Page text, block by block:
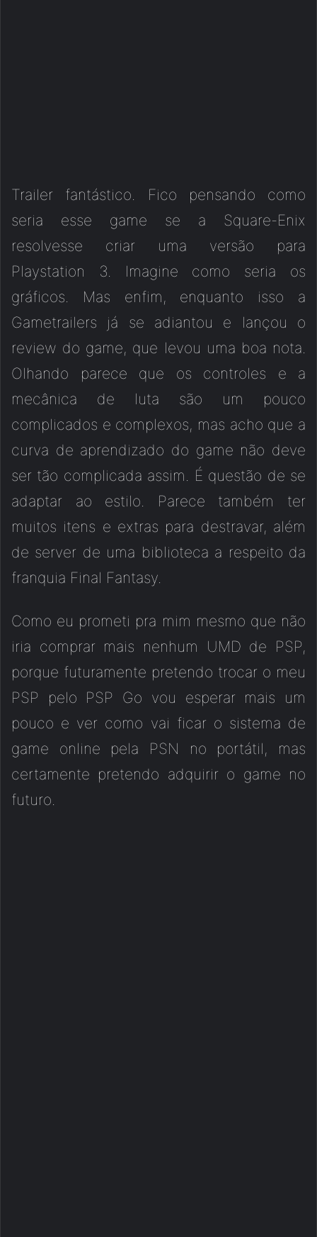
Trailer fantástico. Fico pensando como
seria esse game se a Square-Enix
resolvesse criar uma versão para
Playstation 3. Imagine como seria os
gráficos. Mas enfim, enquanto isso a
Gametrailers já se adiantou e lançou o
review do game, que levou uma boa nota.
Olhando parece que os controles e a
mecânica de luta são um pouco
complicados e complexos, mas acho que a
curva de aprendizado do game não deve
ser tão complicada assim. É questão de se
adaptar ao estilo. Parece também ter
muitos itens e extras para destravar, além
de server de uma biblioteca a respeito da
franquia Final Fantasy.
Como eu prometi pra mim mesmo que não
iria comprar mais nenhum UMD de PSP,
porque futuramente pretendo trocar o meu
PSP pelo PSP Go vou esperar mais um
pouco e ver como vai ficar o sistema de
game online pela PSN no portátil, mas
certamente pretendo adquirir o game no
futuro.